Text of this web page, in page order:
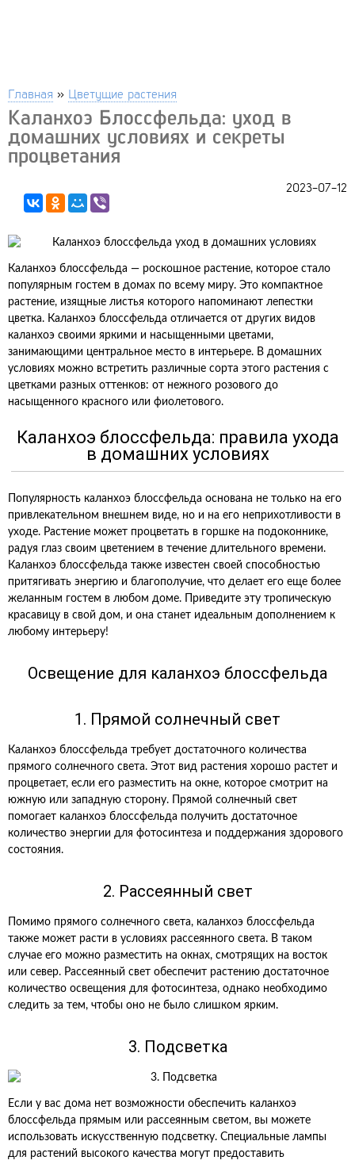
Главная » Цветущие растения
Каланхоэ Блоссфельда: уход в
домашних условиях и секреты
процветания
2023-07-12
Каланхоэ блоссфельда — роскошное растение, которое стало
популярным гостем в домах по всему миру. Это компактное
растение, изящные листья которого напоминают лепестки
цветка. Каланхоэ блоссфельда отличается от других видов
каланхоэ своими яркими и насыщенными цветами,
занимающими центральное место в интерьере. В домашних
условиях можно встретить различные сорта этого растения с
цветками разных оттенков: от нежного розового до
насыщенного красного или фиолетового.
Каланхоэ блоссфельда: правила ухода
в домашних условиях
Популярность каланхоэ блоссфельда основана не только на его
привлекательном внешнем виде, но и на его неприхотливости в
уходе. Растение может процветать в горшке на подоконнике,
радуя глаз своим цветением в течение длительного времени.
Каланхоэ блоссфельда также известен своей способностью
притягивать энергию и благополучие, что делает его еще более
желанным гостем в любом доме. Приведите эту тропическую
красавицу в свой дом, и она станет идеальным дополнением к
любому интерьеру!
Освещение для каланхоэ блоссфельда
1. Прямой солнечный свет
Каланхоэ блоссфельда требует достаточного количества
прямого солнечного света. Этот вид растения хорошо растет и
процветает, если его разместить на окне, которое смотрит на
южную или западную сторону. Прямой солнечный свет
помогает каланхоэ блоссфельда получить достаточное
количество энергии для фотосинтеза и поддержания здорового
состояния.
2. Рассеянный свет
Помимо прямого солнечного света, каланхоэ блоссфельда
также может расти в условиях рассеянного света. В таком
случае его можно разместить на окнах, смотрящих на восток
или север. Рассеянный свет обеспечит растению достаточное
количество освещения для фотосинтеза, однако необходимо
следить за тем, чтобы оно не было слишком ярким.
3. Подсветка
Если у вас дома нет возможности обеспечить каланхоэ
блоссфельда прямым или рассеянным светом, вы можете
использовать искусственную подсветку. Специальные лампы
для растений высокого качества могут предоставить